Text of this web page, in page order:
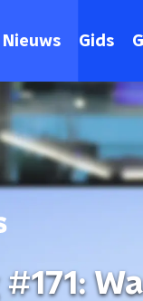
Nieuws Gids
#171: